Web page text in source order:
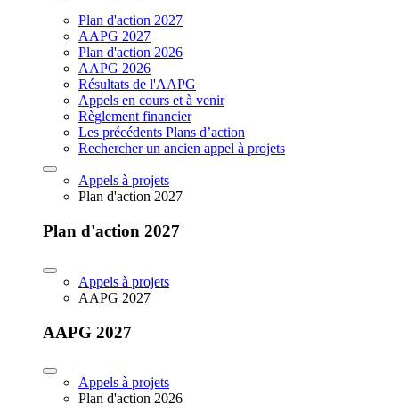
Plan d'action 2027
AAPG 2027
Plan d'action 2026
AAPG 2026
Résultats de l'AAPG
Appels en cours et à venir
Règlement financier
Les précédents Plans d’action
Rechercher un ancien appel à projets
Appels à projets
Plan d'action 2027
Plan d'action 2027
Appels à projets
AAPG 2027
AAPG 2027
Appels à projets
Plan d'action 2026